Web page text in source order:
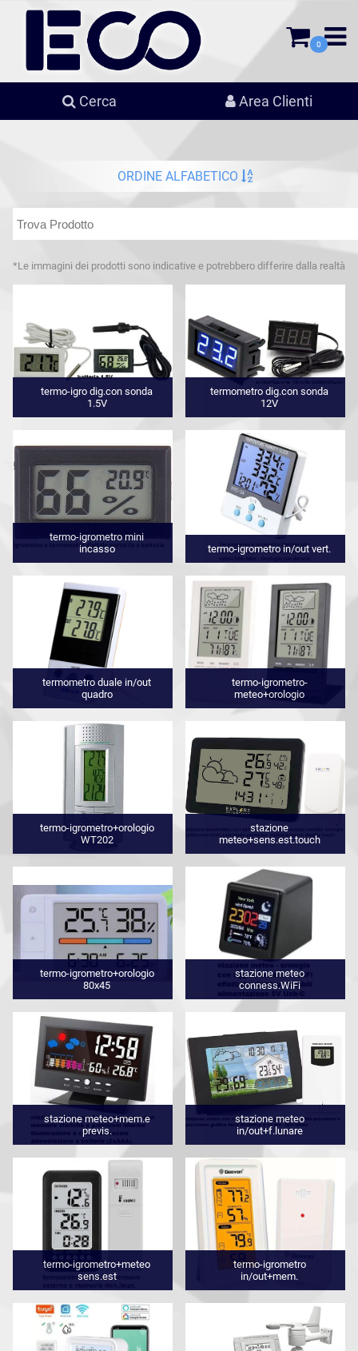
0
Cerca Area Clienti
ORDINE ALFABETICO
*Le immagini dei prodotti sono indicative e potrebbero differire dalla realtà
termo-igro dig.con sonda
1.5V
termometro dig.con sonda
12V
termo-igrometro mini
incasso
termo-igrometro in/out vert.
termometro duale in/out
quadro
termo-igrometro-
meteo+orologio
termo-igrometro+orologio
WT202
stazione
meteo+sens.est.touch
termo-igrometro+orologio
80x45
stazione meteo
conness.WiFi
stazione meteo+mem.e
previs.
stazione meteo
in/out+f.lunare
termo-igrometro+meteo
sens.est
termo-igrometro
in/out+mem.